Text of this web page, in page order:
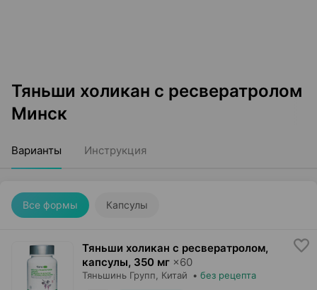
Тяньши холикан с ресвератролом
Минск
Варианты Инструкция
Все формы Капсулы
Тяньши холикан с ресвератролом,
капсулы, 350 мг ×60
Тяньшинь Групп , Китай • без рецепта